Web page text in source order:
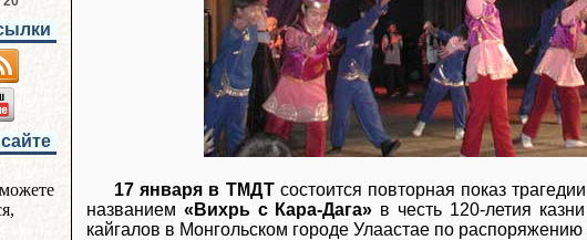
17 января в ТМДТсостоится повторная показ
названием «Вихрь с Кара-Дага» в честь 120-летия
кайгалов в Монгольском городе Улаастае по